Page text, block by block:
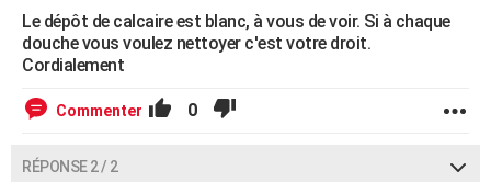
FORUM
Bricolage
Lifestyle
Culture
Sport
Auto
Television
Voyage
Cinema
Le dépôt de calcaire est blanc, à vous de voir. Si à chaque
douche vous voulez nettoyer c'est votre droit.
Cordialement
Commenter 0
RÉPONSE 2 / 2